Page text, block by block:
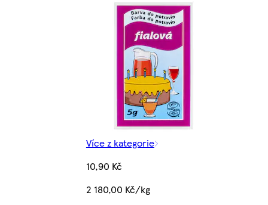
Více z kategorie
10,90 Kč
2 180,00 Kč/kg